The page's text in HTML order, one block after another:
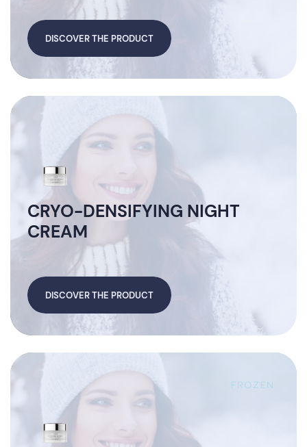
DISCOVER THE PRODUCT
CRYO-DENSIFYING NIGHT
CREAM
DISCOVER THE PRODUCT